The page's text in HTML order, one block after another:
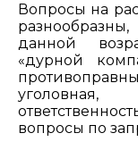
Вопросы на
данной
«дурной
вопросы по